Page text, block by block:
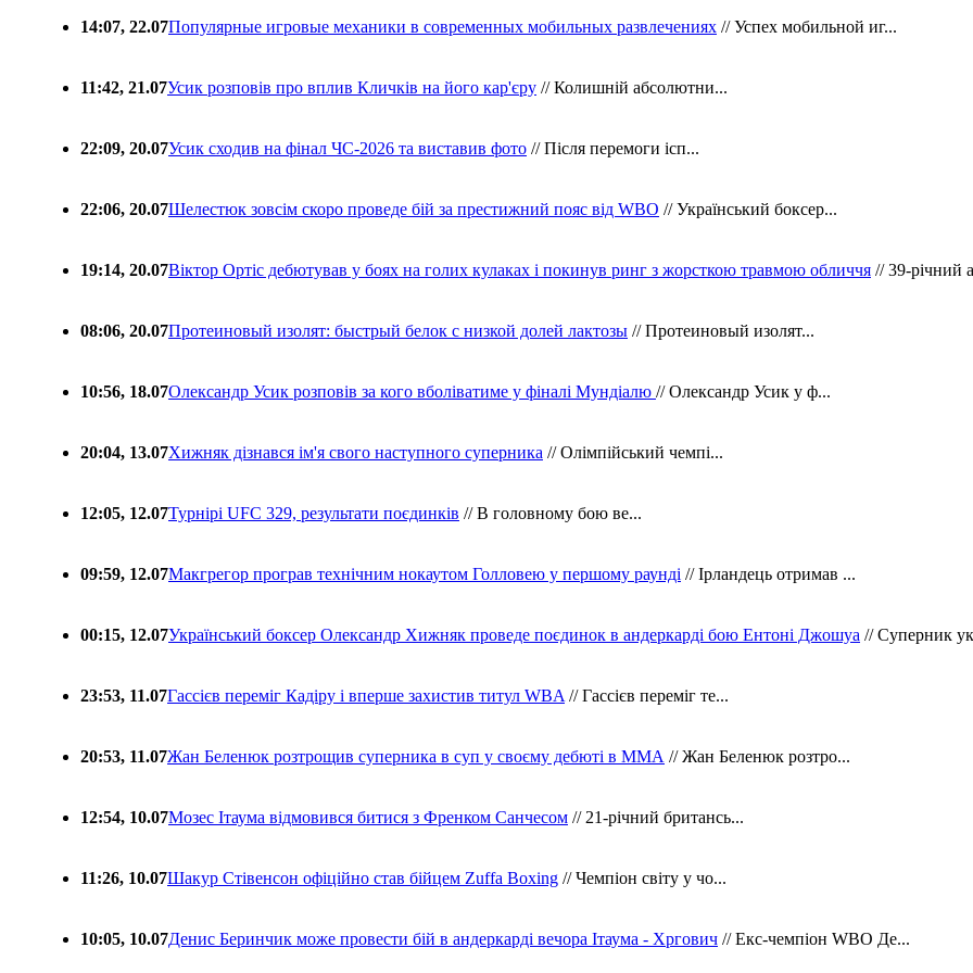
14:07, 22.07Популярные игровые механики в современных мобильных развлечениях // Успех мобильной иг...
11:42, 21.07Усик розповів про вплив Кличків на його кар'єру // Колишній абсолютни...
22:09, 20.07Усик сходив на фінал ЧС-2026 та виставив фото // Після перемоги ісп...
22:06, 20.07Шелестюк зовсім скоро проведе бій за престижний пояс від WBO // Український боксер...
19:14, 20.07Віктор Ортіс дебютував у боях на голих кулаках і покинув ринг з жорсткою травмою обличчя // 39-річний
08:06, 20.07Протеиновый изолят: быстрый белок с низкой долей лактозы // Протеиновый изолят...
10:56, 18.07Олександр Усик розповів за кого вболіватиме у фіналі Мундіалю // Олександр Усик у ф...
20:04, 13.07Хижняк дізнався ім'я свого наступного суперника // Олімпійський чемпі...
12:05, 12.07Турнірі UFC 329, результати поєдинків // В головному бою ве...
09:59, 12.07Макгрегор програв технічним нокаутом Голловею у першому раунді // Ірландець отримав ...
00:15, 12.07Український боксер Олександр Хижняк проведе поєдинок в андеркарді бою Ентоні Джошуа // Суперник
23:53, 11.07Гассієв переміг Кадіру і вперше захистив титул WBA // Гассієв переміг те...
20:53, 11.07Жан Беленюк розтрощив суперника в суп у своєму дебюті в ММА // Жан Беленюк розтро...
12:54, 10.07Мозес Ітаума відмовився битися з Френком Санчесом // 21-річний британсь...
11:26, 10.07Шакур Стівенсон офіційно став бійцем Zuffa Boxing // Чемпіон світу у чо...
10:05, 10.07Денис Беринчик може провести бій в андеркарді вечора Ітаума - Хргович // Екс-чемпіон WBO Де...